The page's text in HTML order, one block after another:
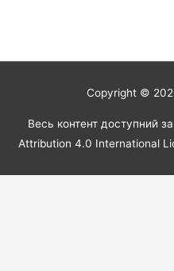
Copyright ©
Весь контент доступний
Attribution 4.0 International